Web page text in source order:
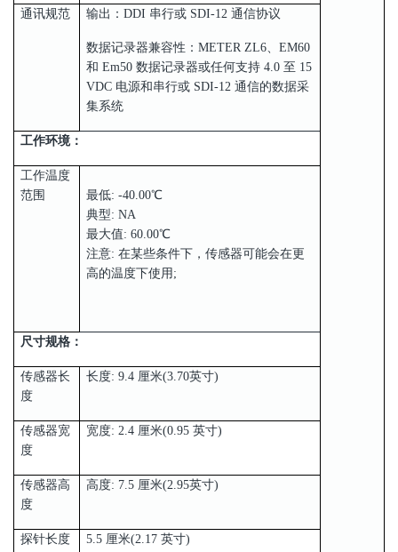
通讯规范 输出：DDI 串行或 SDI-12 通信协议
数据记录器兼容性：METER ZL6、EM60
和 Em50 数据记录器或任何支持 4.0 至 15
VDC 电源和串行或 SDI-12 通信的数据采
集系统
工作环境：
工作温度
范围
最低: -40.00℃
典型: NA
最大值: 60.00℃
注意: 在某些条件下，传感器可能会在更
高的温度下使用;
尺寸规格：
传感器长
度
长度: 9.4 厘米(3.70英寸)
传感器宽
度
宽度: 2.4 厘米(0.95 英寸)
传感器高
度
高度: 7.5 厘米(2.95英寸)
探针长度 5.5 厘米(2.17 英寸)